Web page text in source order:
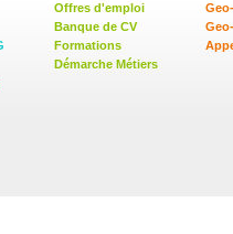
Offres d'emploi
Banque de CV
Formations
Démarche Métiers